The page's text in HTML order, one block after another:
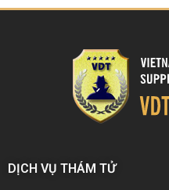
DỊCH VỤ THÁM TỬ